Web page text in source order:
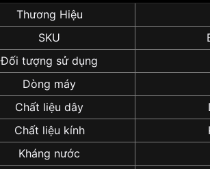
Thương Hiệu
SKU
Đối tượng sử dụng
Dòng máy
Chất liệu dây
Chất liệu kính
Kháng nước